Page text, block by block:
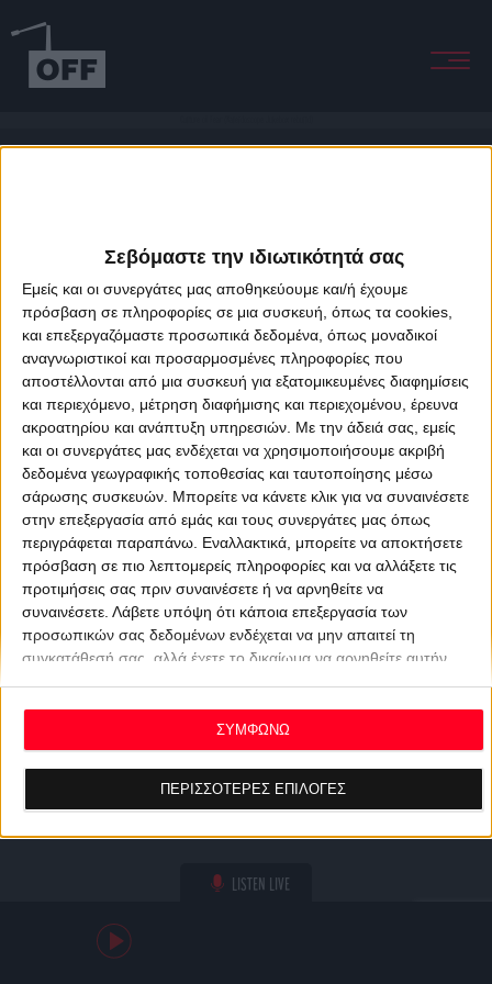
Σεβόμαστε την ιδιωτικότητά σας
Εμείς και οι συνεργάτες μας αποθηκεύουμε και/ή έχουμε
πρόσβαση σε πληροφορίες σε μια συσκευή, όπως τα cookies,
και επεξεργαζόμαστε προσωπικά δεδομένα, όπως μοναδικοί
αναγνωριστικοί και προσαρμοσμένες πληροφορίες που
αποστέλλονται από μια συσκευή για εξατομικευμένες διαφημίσεις
και περιεχόμενο, μέτρηση διαφήμισης και περιεχομένου, έρευνα
ακροατηρίου και ανάπτυξη υπηρεσιών. Με την άδειά σας, εμείς
και οι συνεργάτες μας ενδέχεται να χρησιμοποιήσουμε ακριβή
δεδομένα γεωγραφικής τοποθεσίας και ταυτοποίησης μέσω
σάρωσης συσκευών. Μπορείτε να κάνετε κλικ για να συναινέσετε
στην επεξεργασία από εμάς και τους συνεργάτες μας όπως
περιγράφεται παραπάνω. Εναλλακτικά, μπορείτε να αποκτήσετε
πρόσβαση σε πιο λεπτομερείς πληροφορίες και να αλλάξετε τις
προτιμήσεις σας πριν συναινέσετε ή να αρνηθείτε να
συναινέσετε. Λάβετε υπόψη ότι κάποια επεξεργασία των
προσωπικών σας δεδομένων ενδέχεται να μην απαιτεί τη
συγκατάθεσή σας, αλλά έχετε το δικαίωμα να αρνηθείτε αυτήν
ανακαλέσετε τη συγκατάθεσή σας ανά πάσα στιγμή
επιστρέφοντας σε αυτόν τον ιστότοπο και κάνοντας κλικ στο
κουμπί "Απορρήτου" στο κάτω μέρος της ιστοσελίδας.
ΠΕΡΙΣΣΟΤΕΡΕΣ ΕΠΙΛΟΓΕΣ
ΣΥΜΦΩΝΩ
LISTEN LIVE
About Offradio Business Class Terms & Conditions
Privacy Policy
Designed & developed byporcupine colors&Fotis Alexandrou